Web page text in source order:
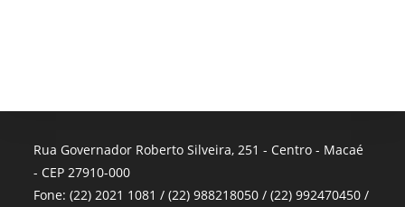
Rua Governador Roberto Silveira, 251 - Centro - Macaé
- CEP 27910-000
Fone: (22) 2021 1081 / (22) 988218050 / (22) 992470450 /